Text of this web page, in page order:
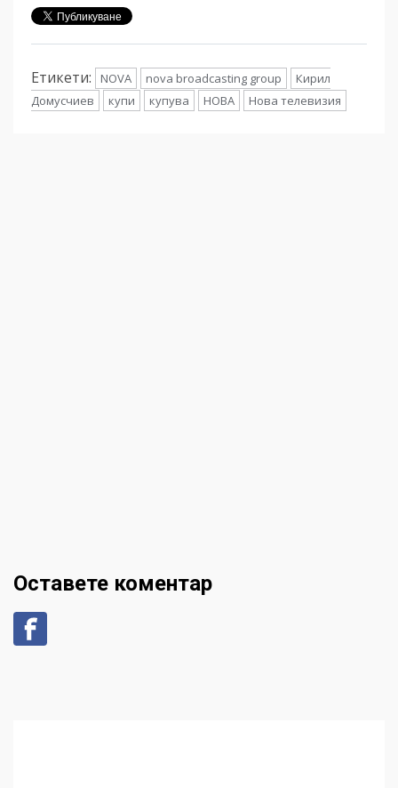
Етикети: NOVA nova broadcasting group
Кирил
Домусчиев
купи купува НОВА Нова телевизия
Оставете коментар